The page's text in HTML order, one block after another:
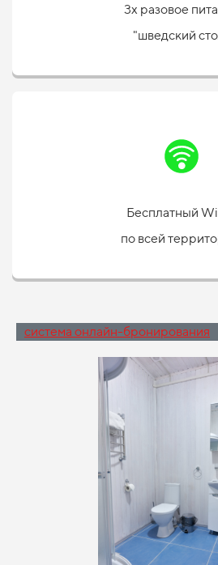
3х разовое
"шведский
Бесплатный
по всей
система онлайн-бронирования